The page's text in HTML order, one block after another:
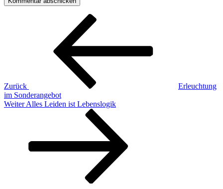
Beitragsnavigation
Zurück
Erleuchtung
im Sonderangebot
Nächster
Weiter Alles Leiden ist Lebenslogik